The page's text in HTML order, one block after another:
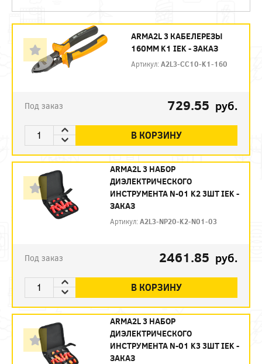
ARMA2L 3 КАБЕЛЕРЕЗЫ
160ММ K1 IEK - ЗАКАЗ
Артикул:A2L3-CC10-K1-160
Под заказ 729.55 руб.
В КОРЗИНУ
ARMA2L 3 НАБОР
ДИЭЛЕКТРИЧЕСКОГО
ИНСТРУМЕНТА N-01 K2 3ШТ IEK -
ЗАКАЗ
Артикул:A2L3-NP20-K2-N01-03
Под заказ 2461.85 руб.
В КОРЗИНУ
ARMA2L 3 НАБОР
ДИЭЛЕКТРИЧЕСКОГО
ИНСТРУМЕНТА N-01 K3 3ШТ IEK -
ЗАКАЗ